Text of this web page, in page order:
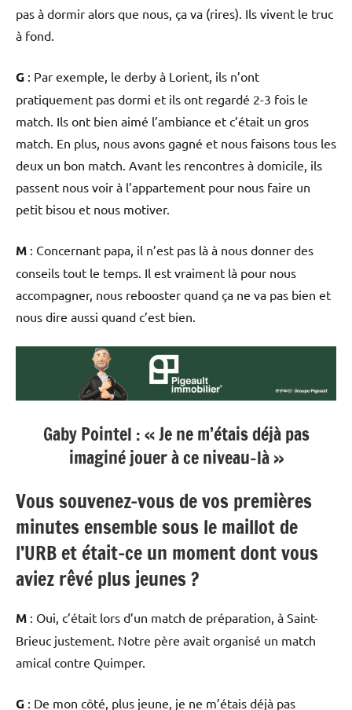
pas à dormir alors que nous, ça va (rires). Ils vivent le truc
à fond.
G : Par exemple, le derby à Lorient, ils n’ont
pratiquement pas dormi et ils ont regardé 2-3 fois le
match. Ils ont bien aimé l’ambiance et c’était un gros
match. En plus, nous avons gagné et nous faisons tous les
deux un bon match. Avant les rencontres à domicile, ils
passent nous voir à l’appartement pour nous faire un
petit bisou et nous motiver.
M : Concernant papa, il n’est pas là à nous donner des
conseils tout le temps. Il est vraiment là pour nous
accompagner, nous rebooster quand ça ne va pas bien et
nous dire aussi quand c’est bien.
Gaby Pointel : « Je ne m’étais déjà pas
imaginé jouer à ce niveau-là »
Vous souvenez-vous de vos premières
minutes ensemble sous le maillot de
l’URB et était-ce un moment dont vous
aviez rêvé plus jeunes ?
M : Oui, c’était lors d’un match de préparation, à Saint-
Brieuc justement. Notre père avait organisé un match
amical contre Quimper.
G : De mon côté, plus jeune, je ne m’étais déjà pas